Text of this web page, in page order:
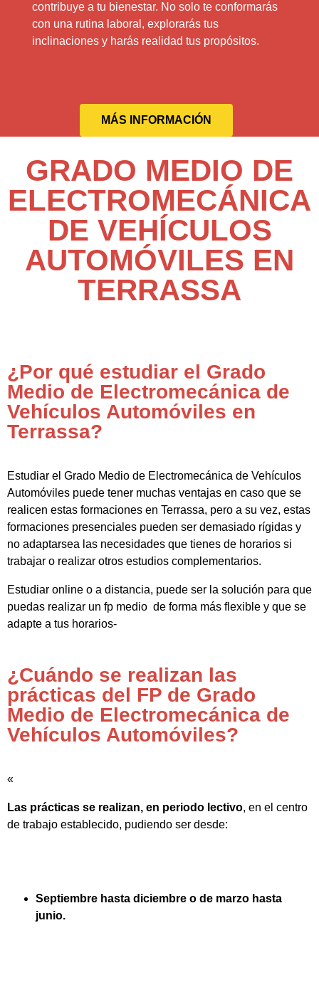
contribuye a tu bienestar. No solo te conformarás
con una rutina laboral, explorarás tus
inclinaciones y harás realidad tus propósitos.
MÁS INFORMACIÓN
GRADO MEDIO DE
ELECTROMECÁNICA
DE VEHÍCULOS
AUTOMÓVILES EN
TERRASSA
¿Por qué estudiar el Grado
Medio de Electromecánica de
Vehículos Automóviles en
Terrassa?
Estudiar el Grado Medio de Electromecánica de Vehículos
Automóviles puede tener muchas ventajas en caso que se
realicen estas formaciones en Terrassa, pero a su vez, estas
formaciones presenciales pueden ser demasiado rígidas y
no adaptarsea las necesidades que tienes de horarios si
trabajar o realizar otros estudios complementarios.
Estudiar online o a distancia, puede ser la solución para que
puedas realizar un fp medio de forma más flexible y que se
adapte a tus horarios-
¿Cuándo se realizan las
prácticas del FP de Grado
Medio de Electromecánica de
Vehículos Automóviles?
«
Las prácticas se realizan, en periodo lectivo, en el centro
de trabajo establecido, pudiendo ser desde:
Septiembre hasta diciembre o de marzo hasta
junio.